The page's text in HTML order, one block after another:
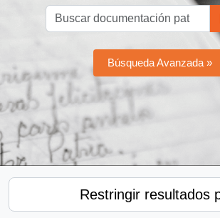
Búsqueda Avanzada »
Restringir resultados